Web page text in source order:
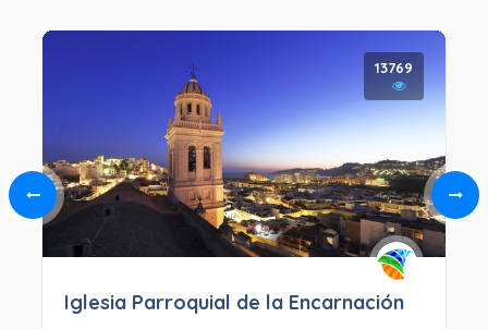
13769
Iglesia Parroquial de la Encarnación